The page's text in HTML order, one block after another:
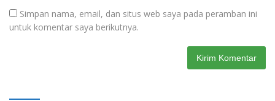
Simpan nama, email, dan situs web saya pada peramban ini
untuk komentar saya berikutnya.